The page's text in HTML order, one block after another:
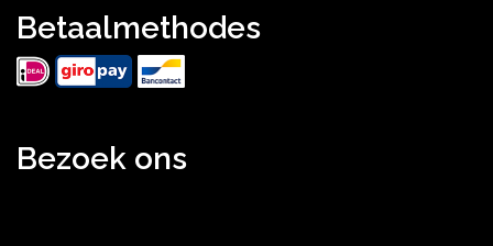
Betaalmethodes
Bezoek ons